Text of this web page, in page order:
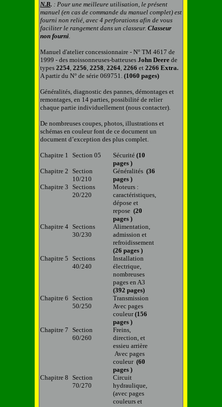
N.B. : Pour une meilleure utilisation, le présent
manuel (en cas de commande du manuel complet) est
fourni non relié, avec 4 perforations afin de vous
faciliter le rangement dans un classeur. Classeur
non fourni.
Manuel d'atelier concessionnaire - N° TM 4617 de
1999 - des moissonneuses-batteuses John Deere de
types 2254, 2256, 2258, 2264, 2266 et 2266 Extra.
A partir du N° de série 069751. (1060 pages)
Généralités, diagnostic des pannes, démontages et
remontages, en 14 parties, possibilité de relier
chaque partie individuellement (nous contacter).
De nombreuses coupes, photos, illustrations et
schémas en couleur font de ce document un
document d’exception des plus complet.
Chapitre 1 Section 05 Sécurité (10
pages )
Chapitre 2
Section
10/210
Généralités (36
pages )
Chapitre 3
Sections
20/220
Moteurs :
caractéristiques,
dépose et
repose (20
pages )
Chapitre 4 Sections
30/230
Alimentation,
admission et
refroidissement
(26 pages )
Chapitre 5
Sections
40/240
Installation
électrique,
nombreuses
pages en A3
(392 pages)
Chapitre 6
Section
50/250
Transmission
Avec pages
couleur(156
pages )
Chapitre 7
Section
60/260
Freins,
direction, et
essieu arrière
Avec pages
couleur (60
pages )
Chapitre 8
Section
70/270
Circuit
hydraulique,
(avec pages
couleurs et